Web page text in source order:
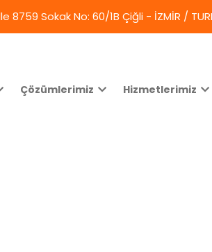
8759 Sokak No: 60/1B Çiğli - İZMİR /
Çözümlerimiz Hizmetlerimiz